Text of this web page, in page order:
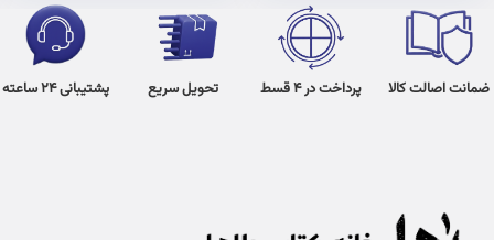
ضمانت اصالت کالا پرداخت در 4 قسط تحویل سریع پشتیبانی 24 ساعته